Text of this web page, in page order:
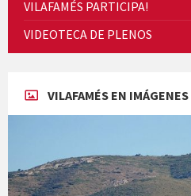
Cicle de Cine i Dones rurals
Concerts al Museu
VILAFAMÉS PARTICIPA!
VIDEOTECA DE PLENOS
VILAFAMÉS EN IMÁGENES